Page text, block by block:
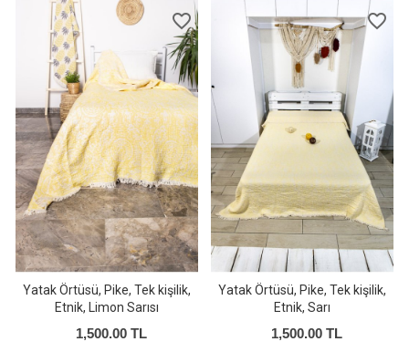
favorite_border
Yatak Örtüsü, Pike, Tek kişilik,
Etnik, Limon Sarısı
1,500.00 TL
favorite_border
Yatak Örtüsü, Pike, Tek kişilik,
Etnik, Sarı
1,500.00 TL